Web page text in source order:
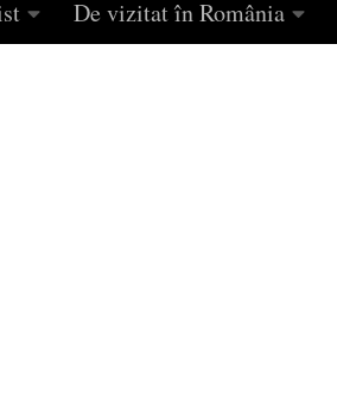
De vizitat în România